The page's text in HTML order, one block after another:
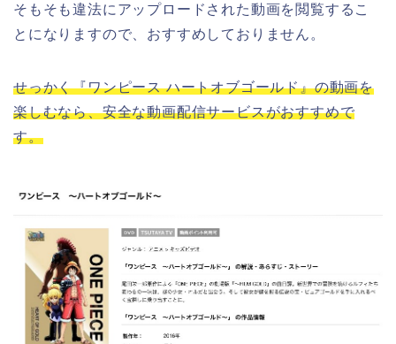
そもそも違法にアップロードされた動画を閲覧するこ
とになりますので、おすすめしておりません。
せっかく『ワンピース ハートオブゴールド』の動画を
楽しむなら、安全な動画配信サービスがおすすめで
す。